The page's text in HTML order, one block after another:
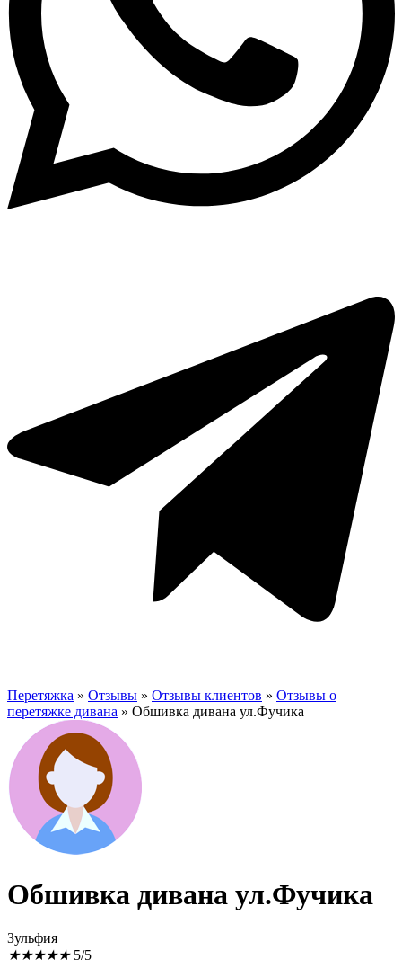
Перетяжка » Отзывы » Отзывы клиентов » Отзывы о
перетяжке дивана » Обшивка дивана ул.Фучика
Обшивка дивана ул.Фучика
Зульфия
★★★★★ 5/5